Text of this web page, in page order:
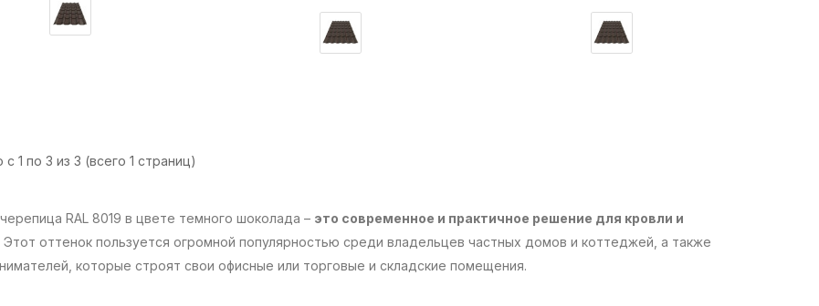
с 1 по 3 из 3 (всего 1 страниц)
RAL 8019 в цвете темного шоколада – это современное и практичное решение для кровли и
Этот оттенок пользуется огромной популярностью среди владельцев частных домов и коттеджей, а также
которые строят свои офисные или торговые и складские помещения.